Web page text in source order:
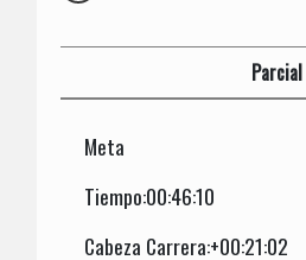
Parcial
Meta
Tiempo:00:46:10
Cabeza Carrera:+00:21:02